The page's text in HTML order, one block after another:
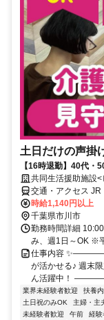
土日だけの声掛
【16時退勤】40代
共同生活援助施設<
交通・アクセス
幡駅」から徒歩10分
時給1,140円以上
千葉県市川市
勤務時間詳細
み、週1日～OK ※
仕事内容
が活かせる♪ 週末
ん活躍中！
業界未経験者歓迎 扶養
土日祝のみOK
主婦・主
未経験者歓迎
午前 経験